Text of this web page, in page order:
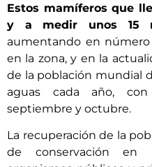
Estos mamíferos que
y a medir unos 15
aumentando en
en la zona, y en la
de la población mundial
aguas cada año,
septiembre y octubre.
La recuperación de la
de conservación en